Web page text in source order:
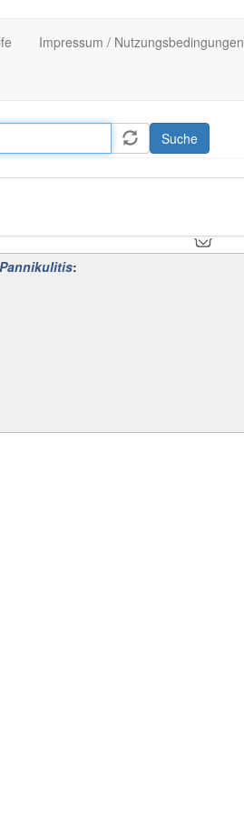
Impressum / Nutzungsbedingungen
Suche
Pannikulitis: